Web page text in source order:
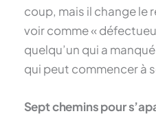
coup, mais il change le
voir comme «
quelqu’un qui a
qui peut commencer à
Sept chemins pour